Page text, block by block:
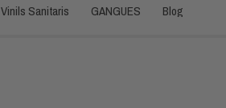
Vinils Sanitaris GANGUES Blog